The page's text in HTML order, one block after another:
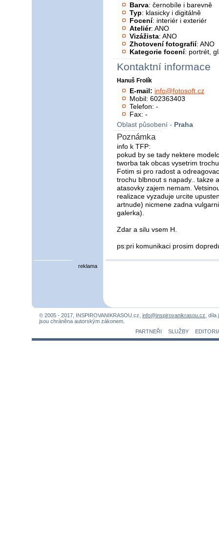
Barva: černobíle i barevně
Typ: klasicky i digitálně
Focení: interiér i exteriér
Ateliér: ANO
Vizážista: ANO
Zhotovení fotografií: ANO
Kategorie focení: portrét,
Kontaktní informace
Hanuš Frolík
E-mail: info@fotosoft.cz
Mobil: 602363403
Telefon: -
Fax: -
Oblast působení - Praha
Poznámka
info k TFP:
pokud by se tady nektere
tworba tak obcas vysetrim
Fotim si pro radost a
trochu blbnout s napady.. takze
atasovky zajem nemam.
realizace vyzaduje urcite
artnude) nicmene zadna
galerka).
Zdar a silu vsem H.
ps:pri komunikaci prosim
reklama
© 2005 - 2017, INSPIROVANIKRASOU.cz, info@inspirovanikrasou.cz ,
jsou chráněna autorským zákonem.
PARTNEŘI
SLUŽBY